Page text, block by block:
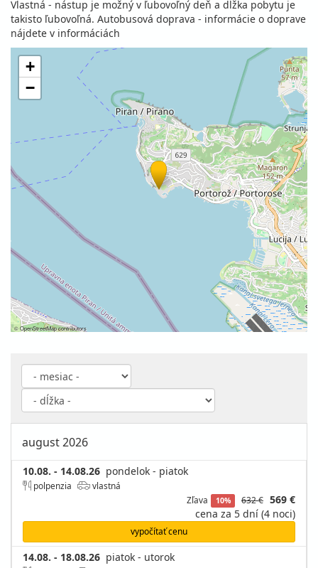
Vlastná - nástup je možný v ľubovoľný deň a dĺžka pobytu je
takisto ľubovoľná. Autobusová doprava - informácie o doprave
nájdete v informáciách
+
−
©OpenStreetMapcontributors
august 2026
10.08. - 14.08.26 pondelok - piatok
polpenzia
vlastná
Zľava
10% 632 € 569 €
cena za 5 dní (4 noci)
vypočítať cenu
14.08. - 18.08.26 piatok - utorok